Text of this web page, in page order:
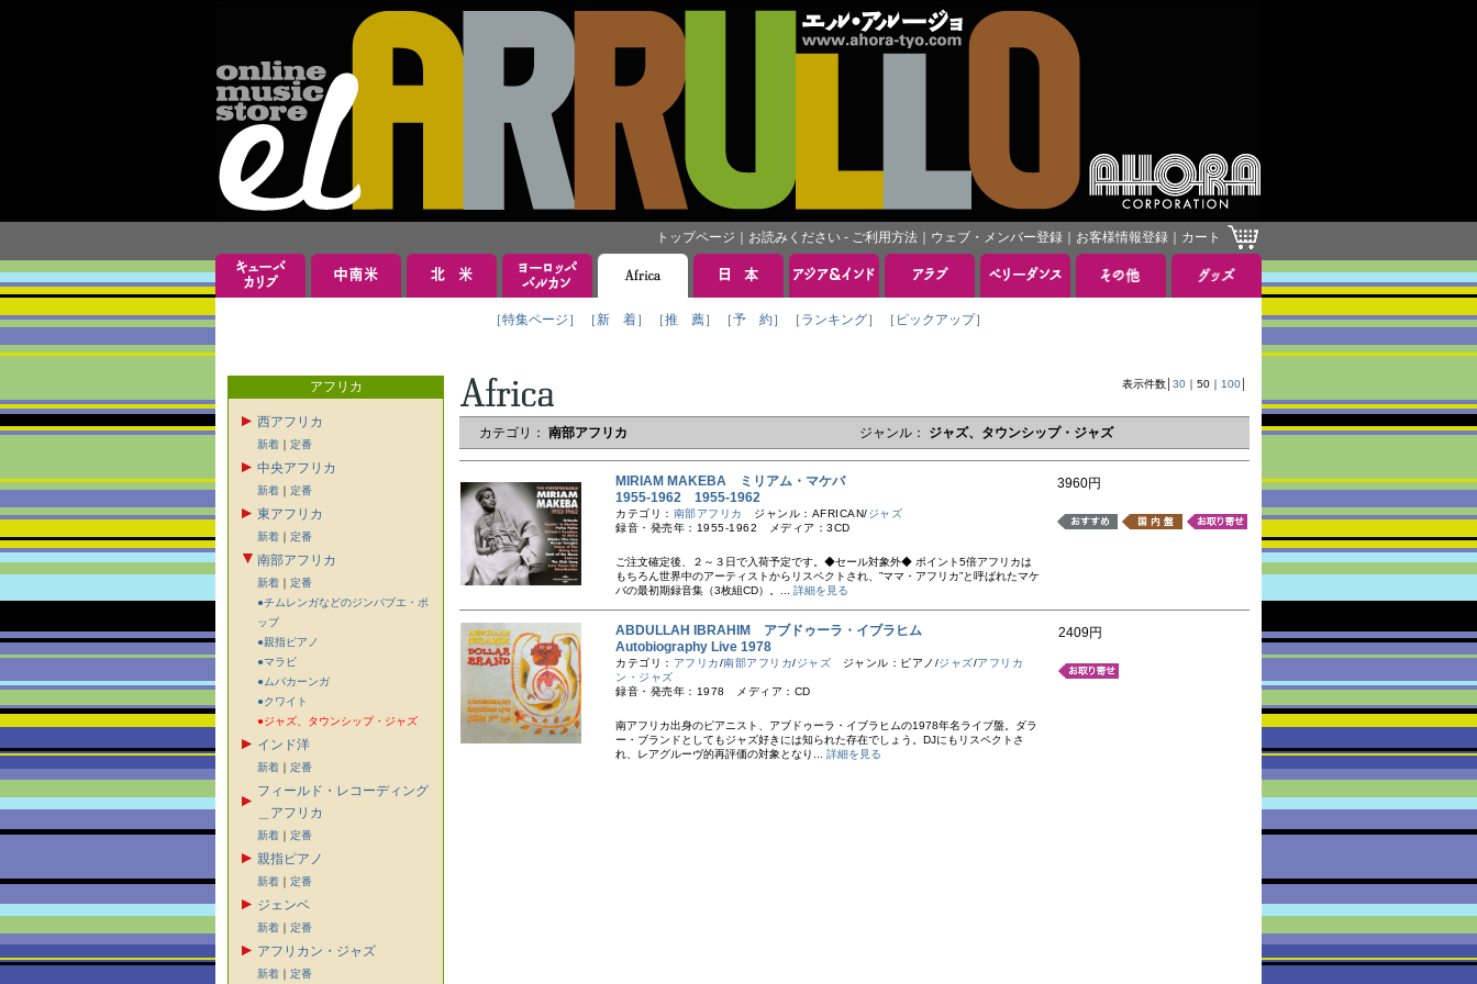
トップページ お読みください - ご利用方法 ウェブ・メンバー登録 お客様情報登録 カート
［特集ページ］ ［新 着］ ［推 薦］ ［予 約］ ［ランキング］ ［ピックアップ］
アフリカ
西アフリカ
新着 ｜ 定番
中央アフリカ
新着 ｜ 定番
東アフリカ
新着 ｜ 定番
南部アフリカ
新着 ｜ 定番
●チムレンガなどのジンバブエ・ポ
ップ
●親指ピアノ
●マラビ
●ムバカーンガ
●クワイト
●ジャズ、タウンシップ・ジャズ
インド洋
新着 ｜ 定番
フィールド・レコーディング
＿アフリカ
新着 ｜ 定番
親指ピアノ
新着 ｜ 定番
ジェンベ
新着 ｜ 定番
アフリカン・ジャズ
新着 ｜ 定番
表示件数│ 30 ｜ 50 ｜ 100
カテゴリ： 南部アフリカ ジャンル： ジャズ、タウンシップ・ジャズ
MIRIAM MAKEBA ミリアム・マケバ
1955-1962 1955-1962
カテゴリ： 南部アフリカ ジャンル：AFRICAN/ジャズ
録音・発売年：1955-1962 メディア：3CD
ご注文確定後、２～３日で入荷予定です。◆セール対象外◆ ポイント5倍 アフリカは
もちろん世界中のアーティストからリスペクトされ、”ママ・アフリカ”と呼ばれたマケ
バの最初期録音集（3枚組CD）。... 詳細を見る
3960円
ABDULLAH IBRAHIM アブドゥーラ・イブラヒム
Autobiography Live 1978
カテゴリ： アフリカ/南部アフリカ/ジャズ ジャンル：ピアノ/ジャズ/アフリカ
ン・ジャズ
録音・発売年：1978 メディア：CD
南アフリカ出身のピアニスト、アブドゥーラ・イブラヒムの1978年名ライブ盤。ダラ
ー・ブランドとしてもジャズ好きには知られた存在でしょう。DJにもリスペクトさ
れ、レアグルーヴ的再評価の対象となり... 詳細を見る
2409円